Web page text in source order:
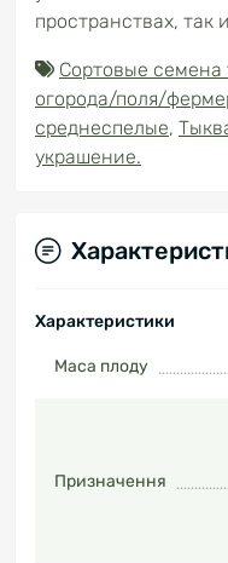
пространствах, так
Сортовые семена
огорода/поля/
среднеспелые,
украшение.
Характеристики
Маса плоду
Призначення